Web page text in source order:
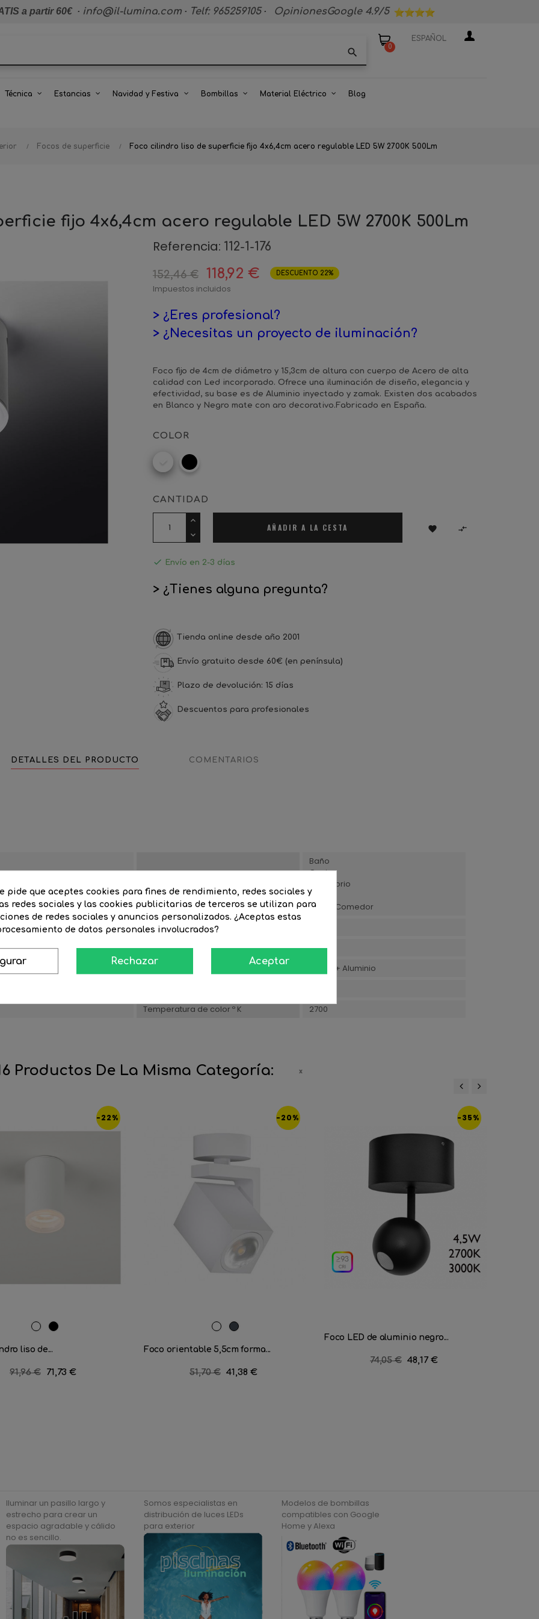
a partir 60€· info@il-lumina.com · Telf: 965259105 · OpinionesGoogle 4.9/5
search 0
ESPAÑOL
Técnica Estancias Navidad y Festiva Bombillas Material Eléctrico Blog
Focos de superficie Foco cilindro liso de superficie fijo 4x6,4cm acero regulable LED 5W 2700K 500Lm
fijo 4x6,4cm acero regulable LED 5W 2700K 500Lm
Referencia: 112-1-176
152,46 € 118,92 € DESCUENTO 22%
Impuestos incluidos
> ¿Eres profesional?
> ¿Necesitas un proyecto de iluminación?
Foco fijo de 4cm de diámetro y 15,3cm de altura con cuerpo de Acero de alta
calidad con Led incorporado. Ofrece una iluminación de diseño, elegancia y
efectividad, su base es de Aluminio inyectado y zamak. Existen dos acabados
en Blanco y Negro mate con aro decorativo.Fabricado en España.
COLOR
RAL
9016
Negro
CANTIDAD
AÑADIR A LA CESTA  
 Envío en 2-3 días
> ¿Tienes alguna pregunta?
Tienda online desde año 2001
Envío gratuito desde 60€ (en península)
Plazo de devolución: 15 días
Descuentos para profesionales
DETALLES DEL PRODUCTO COMENTARIOS
Baño
Cocina
Dormitorio
Pasillo
Salón/Comedor
Color de luz
Watios
5
Material
Acero + Aluminio
Temperatura de color º K 2700
Productos De La Misma Categoría:
-22%
RAL
Negro
liso de...
Precio
91,96 € Precio
71,73 €
-20%
BlancoNegro
Foco orientable 5,5cm forma...
Precio
51,70 € Precio
41,38 €
-35%
Foco LED de aluminio negro...
Precio
74,05 € Precio
48,17 €
Iluminar un pasillo largo y
estrecho para crear un
espacio agradable y cálido
no es sencillo.
Somos especialistas en
distribución de luces LEDs
para exterior
Modelos de bombillas
compatibles con Google
Home y Alexa
pide que aceptes cookies para fines de rendimiento, redes sociales y
redes sociales y las cookies publicitarias de terceros se utilizan para
de redes sociales y anuncios personalizados. ¿Aceptas estas
de datos personales involucrados?
Rechazar Aceptar